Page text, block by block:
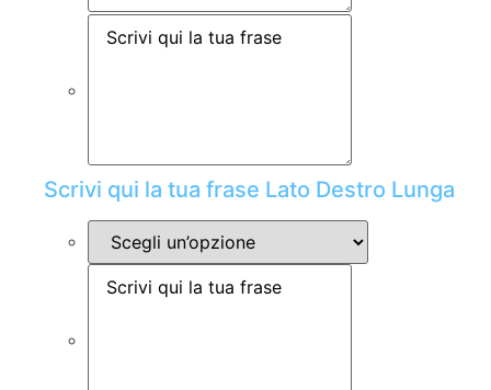
Scrivi qui la tua frase Lato Destro Lunga